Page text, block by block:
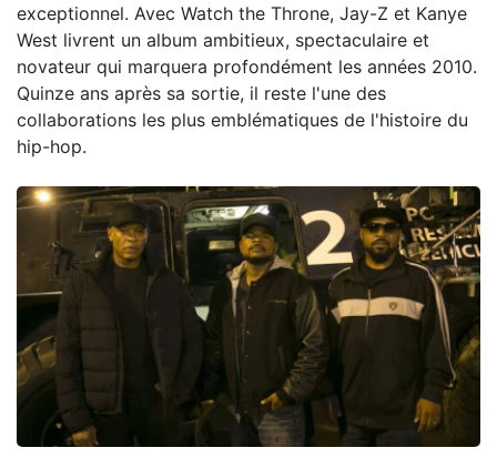
exceptionnel. Avec Watch the Throne, Jay-Z et Kanye
West livrent un album ambitieux, spectaculaire et
novateur qui marquera profondément les années 2010.
Quinze ans après sa sortie, il reste l'une des
collaborations les plus emblématiques de l'histoire du
hip-hop.